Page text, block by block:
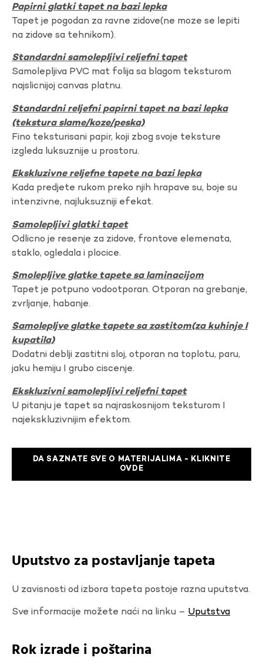
Papirni glatki tapet na bazi lepka
Tapet je pogodan za ravne zidove(ne moze se lepiti
na zidove sa tehnikom).
Standardni samolepljivi reljefni tapet
Samolepljiva PVC mat folija sa blagom teksturom
najslicnijoj canvas platnu.
Standardni reljefni papirni tapet na bazi lepka
(tekstura slame/koze/peska)
Fino teksturisani papir, koji zbog svoje teksture
izgleda luksuznije u prostoru.
Ekskluzivne reljefne tapete na bazi lepka
Kada predjete rukom preko njih hrapave su, boje su
intenzivne, najluksuzniji efekat.
Samolepljivi glatki tapet
Odlicno je resenje za zidove, frontove elemenata,
staklo, ogledala i plocice.
Smolepljive glatke tapete sa laminacijom
Tapet je potpuno vodootporan. Otporan na grebanje,
zvrljanje, habanje.
Samolepljve glatke tapete sa zastitom(za kuhinje I
kupatila)
Dodatni deblji zastitni sloj, otporan na toplotu, paru,
jaku hemiju I grubo ciscenje.
Ekskluzivni samolepljivi reljefni tapet
U pitanju je tapet sa najraskosnijom teksturom I
najekskluzivnijim efektom.
DA SAZNATE SVE O MATERIJALIMA - KLIKNITE
OVDE
Uputstvo za postavljanje tapeta
U zavisnosti od izbora tapeta postoje razna uputstva.
Sve informacije možete naći na linku – Uputstva
Rok izrade i poštarina